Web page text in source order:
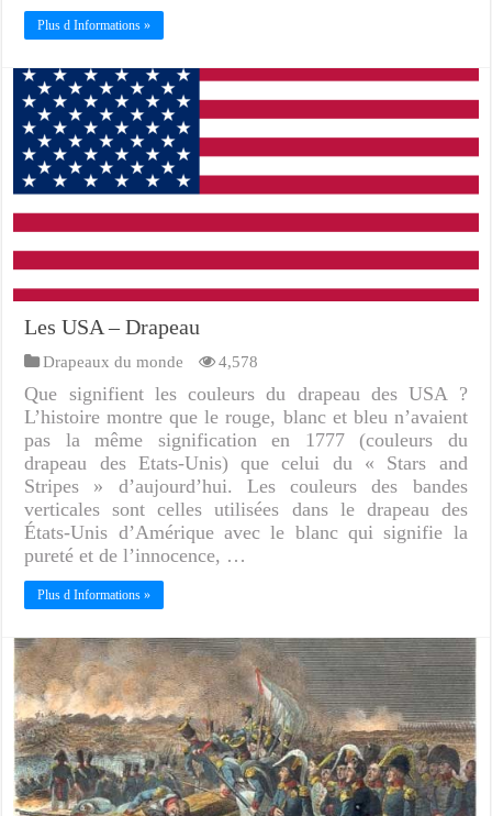
Plus d Informations »
Les USA – Drapeau
Drapeaux du monde 4,578
Que signifient les couleurs du drapeau des USA ?
L’histoire montre que le rouge, blanc et bleu n’avaient
pas la même signification en 1777 (couleurs du
drapeau des Etats-Unis) que celui du « Stars and
Stripes » d’aujourd’hui. Les couleurs des bandes
verticales sont celles utilisées dans le drapeau des
États-Unis d’Amérique avec le blanc qui signifie la
pureté et de l’innocence, …
Plus d Informations »